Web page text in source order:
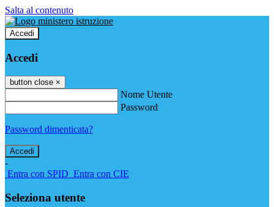
Salta al contenuto
Accedi
Accedi
button close ×
Nome Utente
Password
Password dimenticata?
-
Entra con SPID Entra con CIE
Seleziona utente